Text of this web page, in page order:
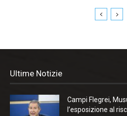
Ultime Notizie
Campi Flegrei,
l’esposizione al